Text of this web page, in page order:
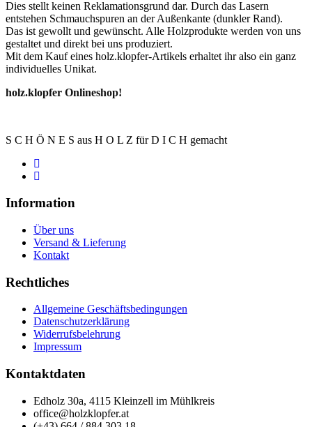
Dies stellt keinen Reklamationsgrund dar. Durch das Lasern
entstehen Schmauchspuren an der Außenkante (dunkler Rand).
Das ist gewollt und gewünscht. Alle Holzprodukte werden von uns
gestaltet und direkt bei uns produziert.
Mit dem Kauf eines holz.klopfer-Artikels erhaltet ihr also ein ganz
individuelles Unikat.
holz.klopfer Onlineshop!
S C H Ö N E S aus H O L Z für D I C H gemacht
Information
Über uns
Versand & Lieferung
Kontakt
Rechtliches
Allgemeine Geschäftsbedingungen
Datenschutzerklärung
Widerrufsbelehrung
Impressum
Kontaktdaten
Edholz 30a, 4115 Kleinzell im Mühlkreis
office@holzklopfer.at